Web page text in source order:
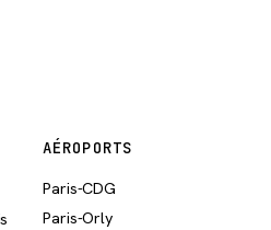
AÉROPORTS
Paris-CDG
Paris-Orly